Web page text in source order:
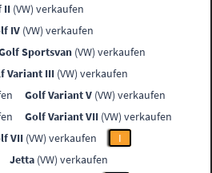
II (VW) verkaufen
IV (VW) verkaufen
Sportsvan (VW) verkaufen
Variant III (VW) verkaufen
Golf Variant V (VW) verkaufen
Golf Variant VII (VW) verkaufen
VII (VW) verkaufen
I
Jetta (VW) verkaufen